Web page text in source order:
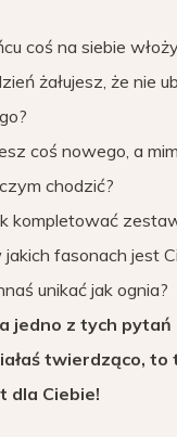
coś na siebie
żałujesz, że nie
coś nowego, a
chodzić?
kompletować
fasonach jest
unikać jak ognia?
jedno z tych pytań
twierdząco, to
dla Ciebie!